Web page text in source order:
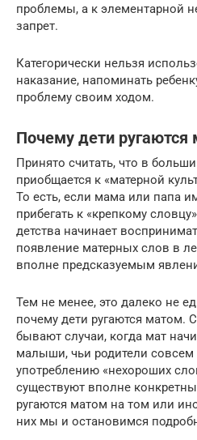
проблемы, а к элементарной
запрет.
Категорически нельзя
наказание, напоминать
проблему своим ходом.
Почему дети ругаются
Принято считать, что в
приобщается к «матерной
То есть, если мама или папа
прибегать к «крепкому
детства начинает
появление матерных слов в
вполне предсказуемым
Тем не менее, это далеко не
почему дети ругаются матом.
бывают случаи, когда мат
малыши, чьи родители
употреблению «нехороших
существуют вполне
ругаются матом на том или
них мы и остановимся